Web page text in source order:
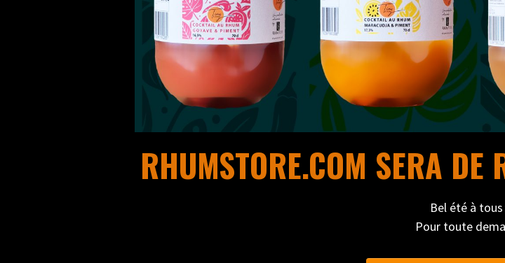
RHUMSTORE.COM SERA DE
Bel été à tous
Pour toute